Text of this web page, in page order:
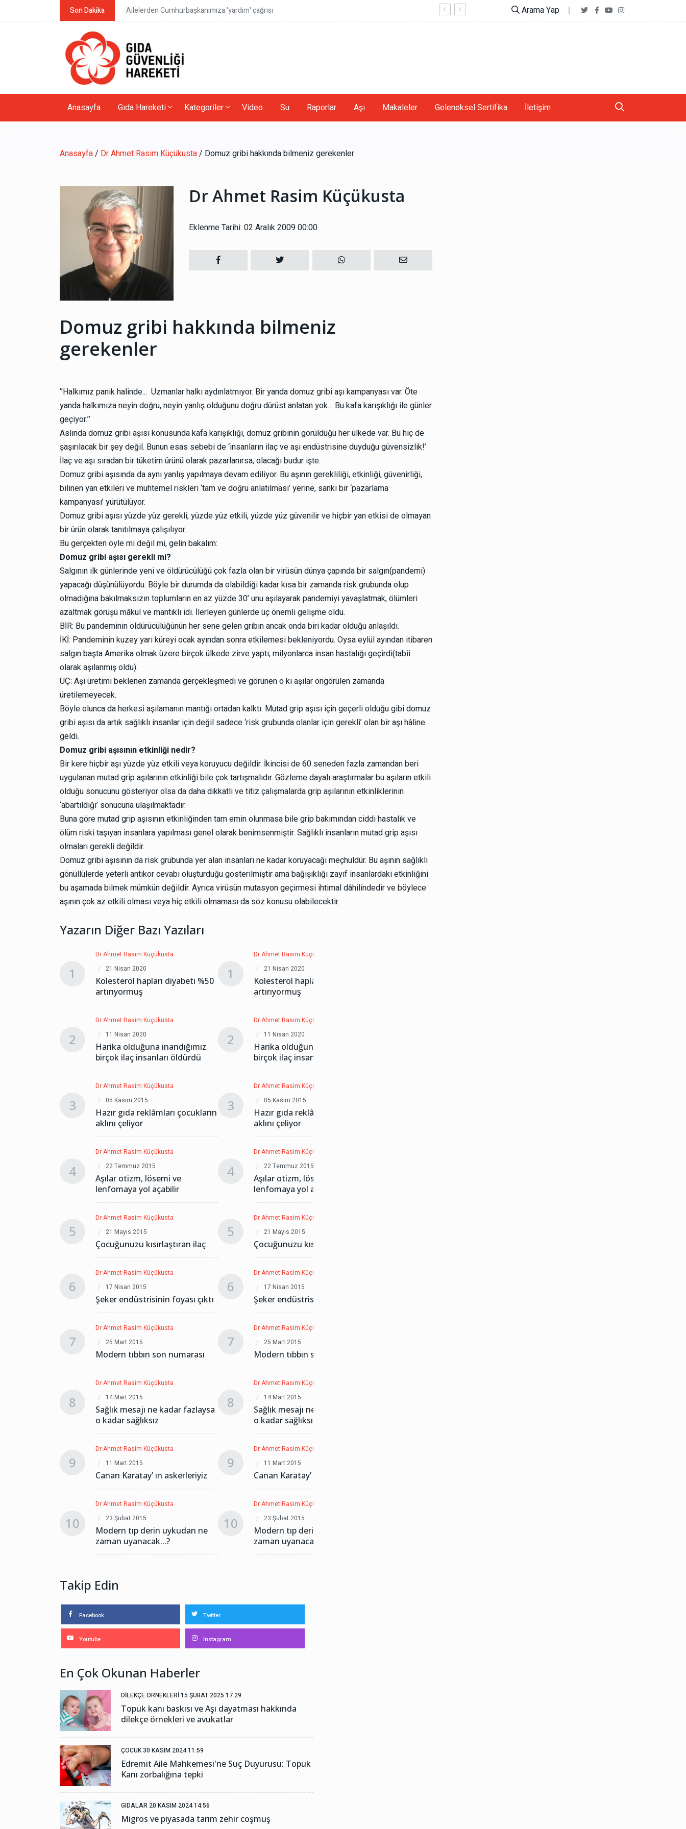
Son Dakika Ailelerden Cumhurbaşkanımıza 'yardım' çağrısı Telefonlar vücudunuzun şeklini nasıl değiştiriyor?
Arama Yap
Anasayfa Gıda Hareketi Kategoriler Video Su Raporlar Aşı Makaleler Geleneksel Sertifika İletişim
Anasayfa/ Dr Ahmet Rasim Küçükusta/ Domuz gribi hakkında bilmeniz gerekenler
Dr Ahmet Rasim Küçükusta
Eklenme Tarihi: 02 Aralık 2009 00:00
Domuz gribi hakkında bilmeniz
gerekenler
‘’Halkımız panik halinde... Uzmanlar halkı aydınlatmıyor. Bir yanda domuz gribi aşı kampanyası var. Öte
yanda halkımıza neyin doğru, neyin yanlış olduğunu doğru dürüst anlatan yok… Bu kafa karışıklığı ile günler
geçiyor.’’
Aslında domuz gribi aşısı konusunda kafa karışıklığı, domuz gribinin görüldüğü her ülkede var. Bu hiç de
şaşırılacak bir şey değil. Bunun esas sebebi de ‘insanların ilaç ve aşı endüstrisine duyduğu güvensizlik!’
İlaç ve aşı sıradan bir tüketim ürünü olarak pazarlanırsa, olacağı budur işte.
Domuz gribi aşısında da aynı yanlış yapılmaya devam ediliyor. Bu aşının gerekliliği, etkinliği, güvenirliği,
bilinen yan etkileri ve muhtemel riskleri ‘tam ve doğru anlatılması’ yerine, sanki bir ‘pazarlama
kampanyası’ yürütülüyor.
Domuz gribi aşısı yüzde yüz gerekli, yüzde yüz etkili, yüzde yüz güvenilir ve hiçbir yan etkisi de olmayan
bir ürün olarak tanıtılmaya çalışılıyor.
Bu gerçekten öyle mi değil mi, gelin bakalım:
Domuz gribi aşısı gerekli mi?
Salgının ilk günlerinde yeni ve öldürücülüğü çok fazla olan bir virüsün dünya çapında bir salgın(pandemi)
yapacağı düşünülüyordu. Böyle bir durumda da olabildiği kadar kısa bir zamanda risk grubunda olup
olmadığına bakılmaksızın toplumların en az yüzde 30’ unu aşılayarak pandemiyi yavaşlatmak, ölümleri
azaltmak görüşü mâkul ve mantıklı idi. İlerleyen günlerde üç önemli gelişme oldu.
BİR: Bu pandeminin öldürücülüğünün her sene gelen gribin ancak onda biri kadar olduğu anlaşıldı.
İKİ: Pandeminin kuzey yarı küreyi ocak ayından sonra etkilemesi bekleniyordu. Oysa eylül ayından itibaren
salgın başta Amerika olmak üzere birçok ülkede zirve yaptı; milyonlarca insan hastalığı geçirdi(tabii
olarak aşılanmış oldu).
ÜÇ: Aşı üretimi beklenen zamanda gerçekleşmedi ve görünen o ki aşılar öngörülen zamanda
üretilemeyecek.
Böyle olunca da herkesi aşılamanın mantığı ortadan kalktı. Mutad grip aşısı için geçerli olduğu gibi domuz
gribi aşısı da artık sağlıklı insanlar için değil sadece ‘risk grubunda olanlar için gerekli’ olan bir aşı hâline
geldi.
Domuz gribi aşısının etkinliği nedir?
Bir kere hiçbir aşı yüzde yüz etkili veya koruyucu değildir. İkincisi de 60 seneden fazla zamandan beri
uygulanan mutad grip aşılarının etkinliği bile çok tartışmalıdır. Gözleme dayalı araştırmalar bu aşıların etkili
olduğu sonucunu gösteriyor olsa da daha dikkatli ve titiz çalışmalarda grip aşılarının etkinliklerinin
‘abartıldığı’ sonucuna ulaşılmaktadır.
Buna göre mutad grip aşısının etkinliğinden tam emin olunmasa bile grip bakımından ciddi hastalık ve
ölüm riski taşıyan insanlara yapılması genel olarak benimsenmiştir. Sağlıklı insanların mutad grip aşısı
olmaları gerekli değildir.
Domuz gribi aşısının da risk grubunda yer alan insanları ne kadar koruyacağı meçhuldür. Bu aşının sağlıklı
gönüllülerde yeterli antikor cevabı oluşturduğu gösterilmiştir ama bağışıklığı zayıf insanlardaki etkinliğini
bu aşamada bilmek mümkün değildir. Ayrıca virüsün mutasyon geçirmesi ihtimal dâhilindedir ve böylece
aşının çok az etkili olması veya hiç etkili olmaması da söz konusu olabilecektir.
Yazarın Diğer Bazı Yazıları
1
Dr Ahmet Rasim Küçükusta
21 Nisan 2020
Kolesterol hapları diyabeti %50
artırıyormuş
2
Dr Ahmet Rasim Küçükusta
11 Nisan 2020
Harika olduğuna inandığımız
birçok ilaç insanları öldürdü
3
Dr Ahmet Rasim Küçükusta
05 Kasım 2015
Hazır gıda reklâmları çocukların
aklını çeliyor
4
Dr Ahmet Rasim Küçükusta
22 Temmuz 2015
Aşılar otizm, lösemi ve
lenfomaya yol açabilir
5
Dr Ahmet Rasim Küçükusta
21 Mayıs 2015
Çocuğunuzu kısırlaştıran ilaç
6
Dr Ahmet Rasim Küçükusta
17 Nisan 2015
Şeker endüstrisinin foyası çıktı
7
Dr Ahmet Rasim Küçükusta
25 Mart 2015
Modern tıbbın son numarası
8
Dr Ahmet Rasim Küçükusta
14 Mart 2015
Sağlık mesajı ne kadar fazlaysa
o kadar sağlıksız
9
Dr Ahmet Rasim Küçükusta
11 Mart 2015
Canan Karatay’ ın askerleriyiz
10
Dr Ahmet Rasim Küçükusta
23 Şubat 2015
Modern tıp derin uykudan ne
zaman uyanacak...?
1
Dr Ahmet Rasim Küçükusta
21 Nisan 2020
Kolesterol hapları diyabeti %50
artırıyormuş
2
Dr Ahmet Rasim Küçükusta
11 Nisan 2020
Harika olduğuna inandığımız
birçok ilaç insanları öldürdü
3
Dr Ahmet Rasim Küçükusta
05 Kasım 2015
Hazır gıda reklâmları çocukların
aklını çeliyor
4
Dr Ahmet Rasim Küçükusta
22 Temmuz 2015
Aşılar otizm, lösemi ve
lenfomaya yol açabilir
5
Dr Ahmet Rasim Küçükusta
21 Mayıs 2015
Çocuğunuzu kısırlaştıran ilaç
6
Dr Ahmet Rasim Küçükusta
17 Nisan 2015
Şeker endüstrisinin foyası çıktı
7
Dr Ahmet Rasim Küçükusta
25 Mart 2015
Modern tıbbın son numarası
8
Dr Ahmet Rasim Küçükusta
14 Mart 2015
Sağlık mesajı ne kadar fazlaysa
o kadar sağlıksız
9
Dr Ahmet Rasim Küçükusta
11 Mart 2015
Canan Karatay’ ın askerleriyiz
10
Dr Ahmet Rasim Küçükusta
23 Şubat 2015
Modern tıp derin uykudan ne
zaman uyanacak...?
Takip Edin
Facebook Twitter
Youtube İnstagram
En Çok Okunan Haberler
DILEKÇE ÖRNEKLERI15 ŞUBAT 2025 17:29
Topuk kanı baskısı ve Aşı dayatması hakkında
dilekçe örnekleri ve avukatlar
ÇOCUK 30 KASIM 2024 11:59
Edremit Aile Mahkemesi'ne Suç Duyurusu: Topuk
Kanı zorbalığına tepki
GIDALAR 20 KASIM 2024 14:56
Migros ve piyasada tarım zehir coşmuş